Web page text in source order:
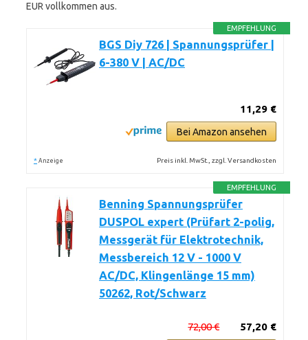
EUR vollkommen aus.
EMPFEHLUNG
BGS Diy 726 | Spannungsprüfer |
6-380 V | AC/DC
11,29 €
Bei Amazon ansehen
* Anzeige Preis inkl. MwSt., zzgl. Versandkosten
EMPFEHLUNG
Benning Spannungsprüfer
DUSPOL expert (Prüfart 2-polig,
Messgerät für Elektrotechnik,
Messbereich 12 V - 1000 V
AC/DC, Klingenlänge 15 mm)
50262, Rot/Schwarz
57,20 €
72,00 €